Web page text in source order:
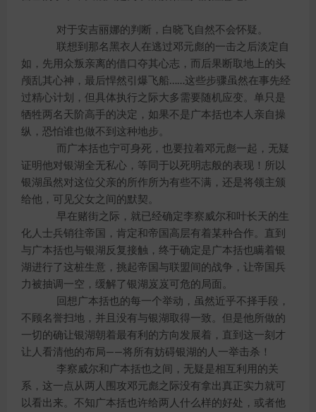
对于安吉丽娜的判断，白晓飞自然不会怀疑。
联想到那名黑衣人在逃过邓元彪的一击之后淡定自
如，先用众叛亲离的借口夺其心志，而后果断取地上的头
颅乱其心神，最后悍然引爆飞船……这些步骤虽然在事先经
过精心计划，但具体执行之际大多需要随机应变。单只是
牺牲两名天阶高手的决定，如果不是广本括也本人亲自操
纵，恐怕谁也做不到这种地步。
而广本括也宁可身死，也要拉着邓元彪一起，无疑
证明他对银湖全无私心，等同于以死明志般的表现！所以
银湖虽然对这位父亲的所作所为有些不满，还是将领主颁
给他，可见父女之间的默契。
早在赌街之际，就已经确定李察威尔和叶长天的生
化人士兵销往帝国，肯定和帝国高层有着某种合作。直到
与广本括也与银湖反复接触，终于确定是广本括也瞒着银
湖进行了这桩生意，挑起帝国与联盟间的战争，让帝国兵
力被抽调一空，缓解了银湖岌岌可危的局面。
回想广本括也的每一个举动，虽然近乎不择手段，
不顾名誉扫地，并且没有与银湖取得一致。但是他所做的
一切的确让银湖朝着最有利的方向发展着，直到这一刻才
让人看清他的布局——将所有妨碍银湖的人一举击杀！
李察威尔和广本括也之间，无疑是相互利用的关
系，这一点从两人围攻邓元彪之际没有拿出真正实力就可
以看出来。不知广本括也许给两人什么样的好处，或者他